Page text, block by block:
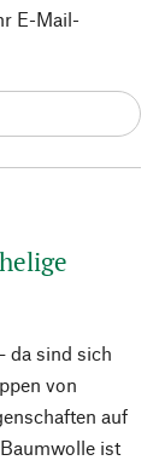
da sind sich
von
auf
ist
E-Mail-